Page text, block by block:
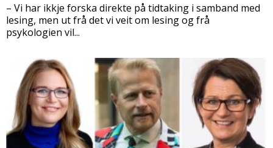
– Vi har ikkje forska direkte på tidtaking i samband med
lesing, men ut frå det vi veit om lesing og frå
psykologien vil...